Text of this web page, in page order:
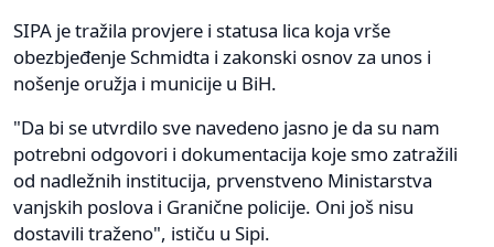
SIPA je tražila provjere i statusa lica koja vrše
obezbjeđenje Schmidta i zakonski osnov za unos i
nošenje oružja i municije u BiH.
"Da bi se utvrdilo sve navedeno jasno je da su nam
potrebni odgovori i dokumentacija koje smo zatražili
od nadležnih institucija, prvenstveno Ministarstva
vanjskih poslova i Granične policije. Oni još nisu
dostavili traženo", ističu u Sipi.